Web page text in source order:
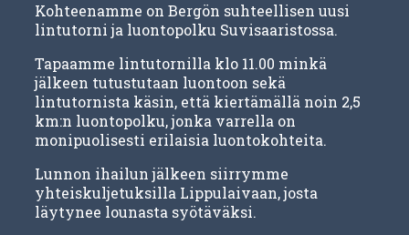
Kohteenamme on Bergön suhteellisen uusi
lintutorni ja luontopolku Suvisaaristossa.
Tapaamme lintutornilla klo 11.00 minkä
jälkeen tutustutaan luontoon sekä
lintutornista käsin, että kiertämällä noin 2,5
km:n luontopolku, jonka varrella on
monipuolisesti erilaisia luontokohteita.
Lunnon ihailun jälkeen siirrymme
yhteiskuljetuksilla Lippulaivaan, josta
läytynee lounasta syötäväksi.